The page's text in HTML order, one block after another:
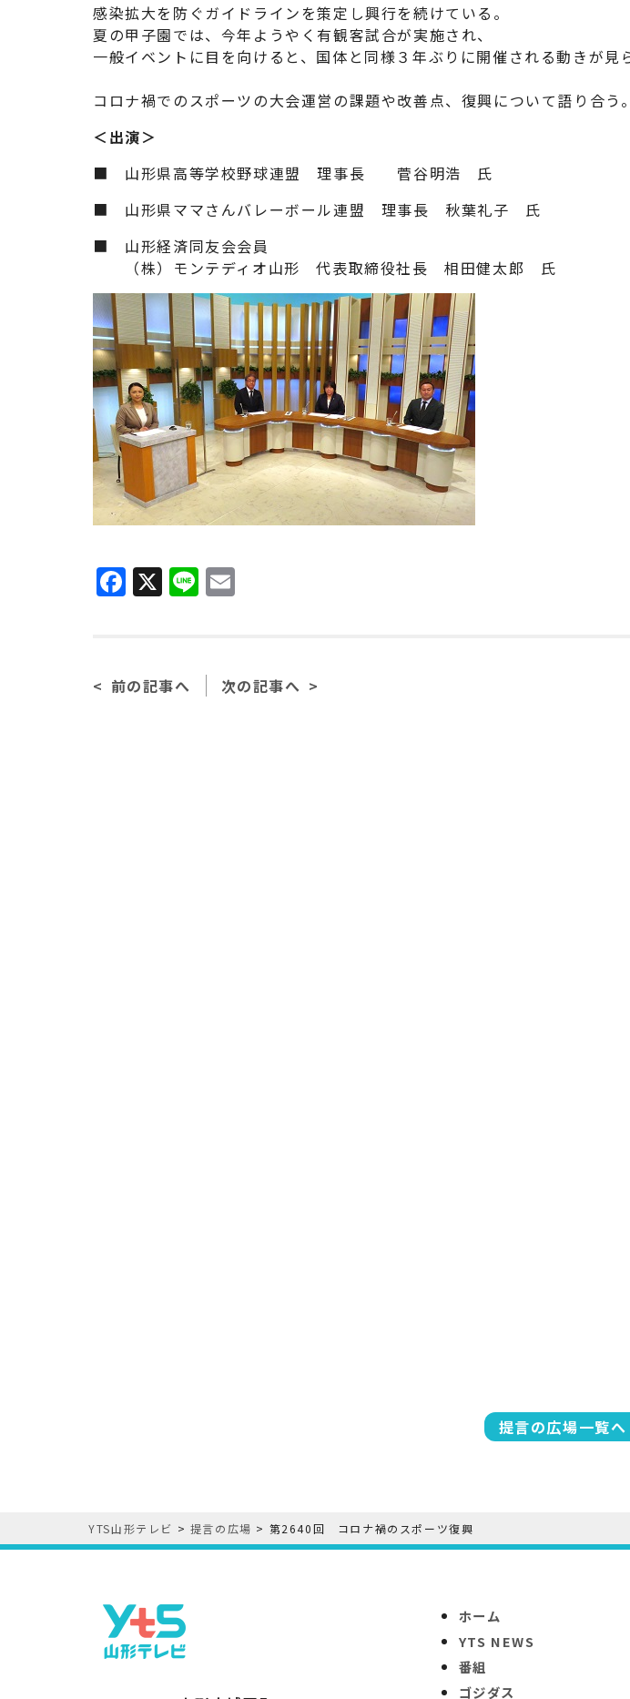
感染拡大を防ぐガイドラインを策定し興行を続けている。
夏の甲子園では、今年ようやく有観客試合が実施され、
一般イベントに目を向けると、国体と同様３年ぶりに開催される動きが見
コロナ禍でのスポーツの大会運営の課題や改善点、復興について語り合う
＜出演＞
■ 山形県高等学校野球連盟 理事長 菅谷明浩 氏
■ 山形県ママさんバレーボール連盟 理事長 秋葉礼子 氏
■ 山形経済同友会会員
（株）モンテディオ山形 代表取締役社長 相田健太郎 氏
Facebook
X Line
前の記事へ 次の記事へ
提言の広場一覧へ
YTS山形テレビ > 提言の広場 > 第2640回 コロナ禍のスポーツ復興
ホーム
YTS NEWS
番組
ゴジダス